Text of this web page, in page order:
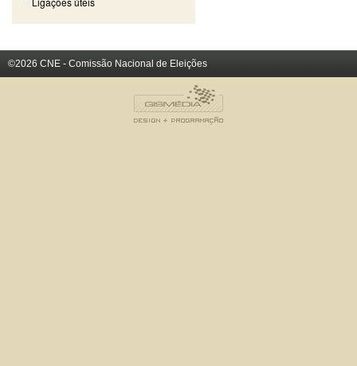
©2026 CNE - Comissão Nacional de Eleições